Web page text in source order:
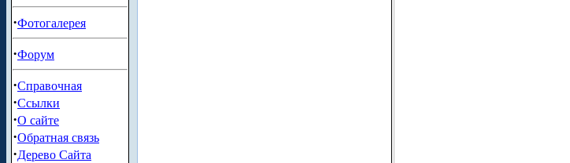
·Фотогалерея
·Форум
·Справочная
·Ссылки
·О сайте
·Обратная связь
·Дерево Сайта